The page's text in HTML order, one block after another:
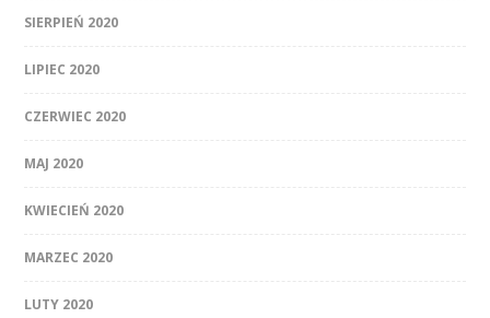
SIERPIEŃ 2020
LIPIEC 2020
CZERWIEC 2020
MAJ 2020
KWIECIEŃ 2020
MARZEC 2020
LUTY 2020